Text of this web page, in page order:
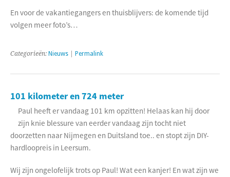
En voor de vakantiegangers en thuisblijvers: de komende tijd
volgen meer foto’s…
Categorieën: Nieuws Permalink
101 kilometer en 724 meter
Paul heeft er vandaag 101 km opzitten! Helaas kan hij door
zijn knie blessure van eerder vandaag zijn tocht niet
doorzetten naar Nijmegen en Duitsland toe.. en stopt zijn DIY-
hardloopreis in Leersum.
Wij zijn ongelofelijk trots op Paul! Wat een kanjer! En wat zijn we